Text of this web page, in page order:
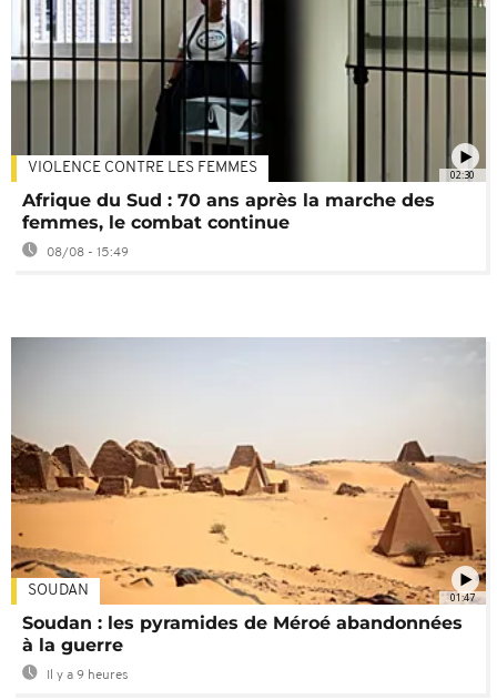
02:30
VIOLENCE CONTRE LES FEMMES
Afrique du Sud : 70 ans après la marche des
femmes, le combat continue
08/08 - 15:49
01:47
SOUDAN
Soudan : les pyramides de Méroé abandonnées
à la guerre
Il y a 9 heures